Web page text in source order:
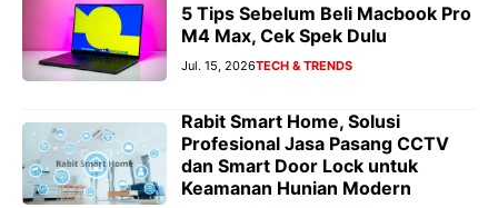
5 Tips Sebelum Beli Macbook Pro
M4 Max, Cek Spek Dulu
Jul. 15, 2026TECH & TRENDS
Rabit Smart Home, Solusi
Profesional Jasa Pasang CCTV
dan Smart Door Lock untuk
Keamanan Hunian Modern